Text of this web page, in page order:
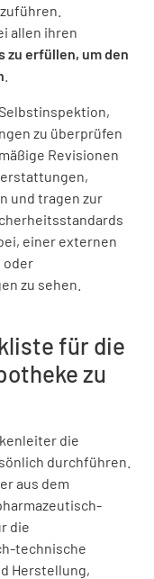
allen ihren
zu erfüllen, um den
zu überprüfen
Revisionen
und tragen zur
einer externen
oder
zu sehen.
für die
zu
die
durchführen.
aus dem
die
technische
Herstellung,